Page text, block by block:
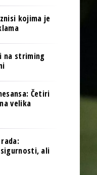
OSIGURANJE
TECH I AI
BIZNIS & SPORT
PULS REGIONA
NOVO NA RAFU
PULS REGIONA
kojima je
na striming
Četiri
velika
sigurnosti, ali